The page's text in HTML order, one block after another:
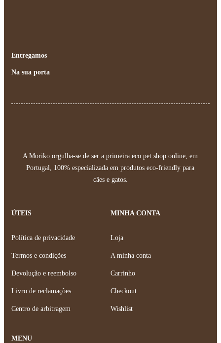
Entregamos
Na sua porta
A Moriko orgulha-se de ser a primeira eco pet shop online, em
Portugal, 100% especializada em produtos eco-friendly para
cães e gatos.
ÚTEIS
Política de privacidade
Termos e condições
Devolução e reembolso
Livro de reclamações
Centro de arbitragem
MINHA CONTA
Loja
A minha conta
Carrinho
Checkout
Wishlist
MENU